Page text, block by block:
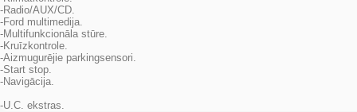
-Radio/AUX/CD.
-Ford multimedija.
-Multifunkcionāla stūre.
-Kruīzkontrole.
-Aizmugurējie parkingsensori.
-Start stop.
-Navigācija.
-U.C. ekstras.